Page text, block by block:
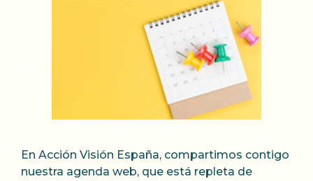
En Acción Visión España, compartimos contigo
nuestra agenda web, que está repleta de